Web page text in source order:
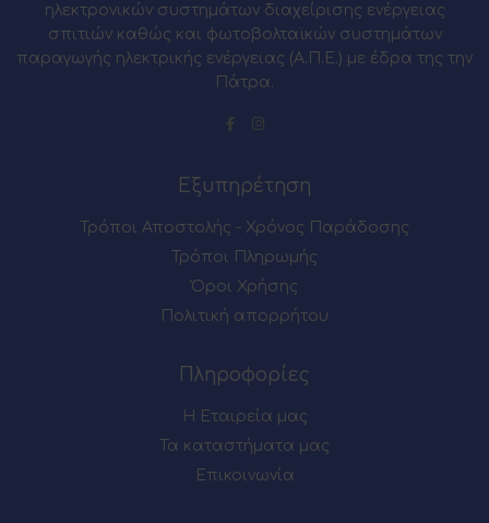
ηλεκτρονικών συστημάτων διαχείρισης ενέργειας
σπιτιών καθώς και φωτοβολταϊκών συστημάτων
παραγωγής ηλεκτρικής ενέργειας (Α.Π.Ε.) με έδρα της την
Πάτρα.
Εξυπηρέτηση
Τρόποι Αποστολής - Χρόνος Παράδοσης
Τρόποι Πληρωμής
Όροι Χρήσης
Πολιτική απορρήτου
Πληροφορίες
Η Εταιρεία μας
Τα καταστήματα μας
Επικοινωνία